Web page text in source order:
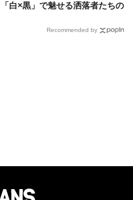
「白×黒」で魅せる洒落者たちの
Recommended by